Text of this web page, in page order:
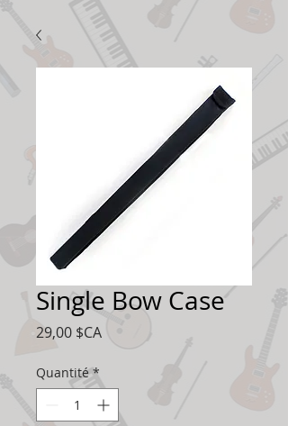
Single Bow Case
29,00 $CAPrix
Quantité *